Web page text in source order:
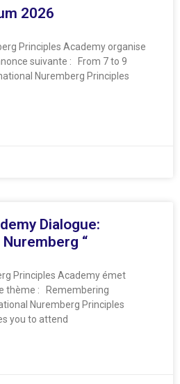
2026
Principles Academy organise
suivante : From 7 to 9
Nuremberg Principles
Dialogue:
“
Principles Academy émet
thème : Remembering
Nuremberg Principles
you to attend